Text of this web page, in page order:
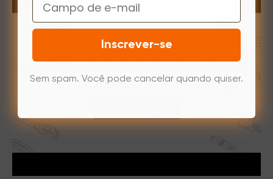
Inscrever-se
Sem spam. Você pode cancelar quando quiser.